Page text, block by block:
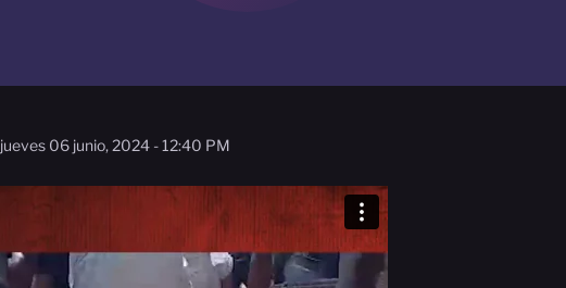
jueves 06 junio, 2024 - 12:40 PM